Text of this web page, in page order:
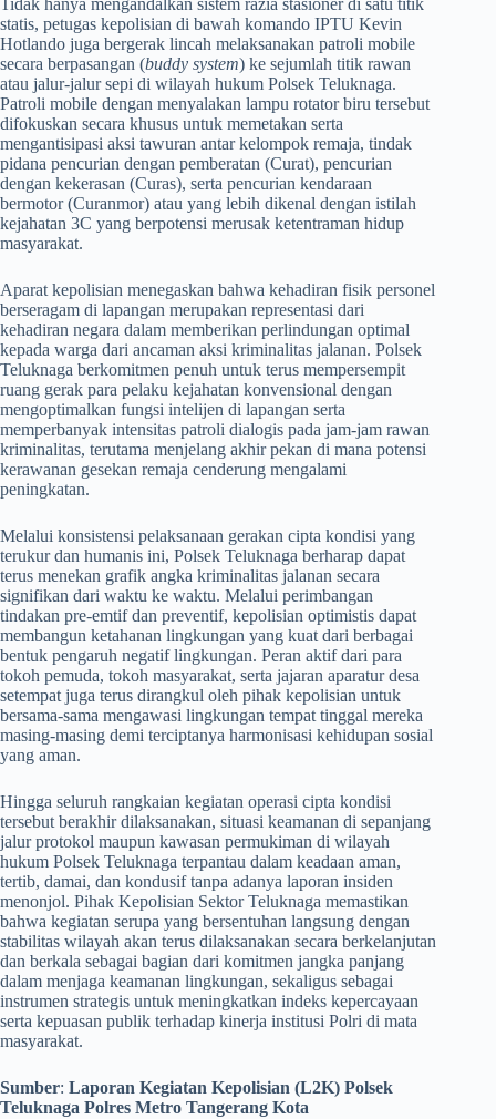
​Tidak hanya mengandalkan sistem razia stasioner di satu titik
statis, petugas kepolisian di bawah komando IPTU Kevin
Hotlando juga bergerak lincah melaksanakan patroli mobile
secara berpasangan (buddy system) ke sejumlah titik rawan
atau jalur-jalur sepi di wilayah hukum Polsek Teluknaga.
Patroli mobile dengan menyalakan lampu rotator biru tersebut
difokuskan secara khusus untuk memetakan serta
mengantisipasi aksi tawuran antar kelompok remaja, tindak
pidana pencurian dengan pemberatan (Curat), pencurian
dengan kekerasan (Curas), serta pencurian kendaraan
bermotor (Curanmor) atau yang lebih dikenal dengan istilah
kejahatan 3C yang berpotensi merusak ketentraman hidup
masyarakat.
​Aparat kepolisian menegaskan bahwa kehadiran fisik personel
berseragam di lapangan merupakan representasi dari
kehadiran negara dalam memberikan perlindungan optimal
kepada warga dari ancaman aksi kriminalitas jalanan. Polsek
Teluknaga berkomitmen penuh untuk terus mempersempit
ruang gerak para pelaku kejahatan konvensional dengan
mengoptimalkan fungsi intelijen di lapangan serta
memperbanyak intensitas patroli dialogis pada jam-jam rawan
kriminalitas, terutama menjelang akhir pekan di mana potensi
kerawanan gesekan remaja cenderung mengalami
peningkatan.
​Melalui konsistensi pelaksanaan gerakan cipta kondisi yang
terukur dan humanis ini, Polsek Teluknaga berharap dapat
terus menekan grafik angka kriminalitas jalanan secara
signifikan dari waktu ke waktu. Melalui perimbangan
tindakan pre-emtif dan preventif, kepolisian optimistis dapat
membangun ketahanan lingkungan yang kuat dari berbagai
bentuk pengaruh negatif lingkungan. Peran aktif dari para
tokoh pemuda, tokoh masyarakat, serta jajaran aparatur desa
setempat juga terus dirangkul oleh pihak kepolisian untuk
bersama-sama mengawasi lingkungan tempat tinggal mereka
masing-masing demi terciptanya harmonisasi kehidupan sosial
yang aman.
​Hingga seluruh rangkaian kegiatan operasi cipta kondisi
tersebut berakhir dilaksanakan, situasi keamanan di sepanjang
jalur protokol maupun kawasan permukiman di wilayah
hukum Polsek Teluknaga terpantau dalam keadaan aman,
tertib, damai, dan kondusif tanpa adanya laporan insiden
menonjol. Pihak Kepolisian Sektor Teluknaga memastikan
bahwa kegiatan serupa yang bersentuhan langsung dengan
stabilitas wilayah akan terus dilaksanakan secara berkelanjutan
dan berkala sebagai bagian dari komitmen jangka panjang
dalam menjaga keamanan lingkungan, sekaligus sebagai
instrumen strategis untuk meningkatkan indeks kepercayaan
serta kepuasan publik terhadap kinerja institusi Polri di mata
masyarakat.
Sumber: Laporan Kegiatan Kepolisian (L2K) Polsek
Teluknaga Polres Metro Tangerang Kota